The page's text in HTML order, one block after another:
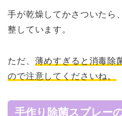
手が乾燥してかさついたら
整しています。
ただ、 薄めすぎると消毒除
ので注意してくださいね。
手作り除菌スプレー